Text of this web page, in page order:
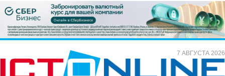
7 АВГУСТА 2026